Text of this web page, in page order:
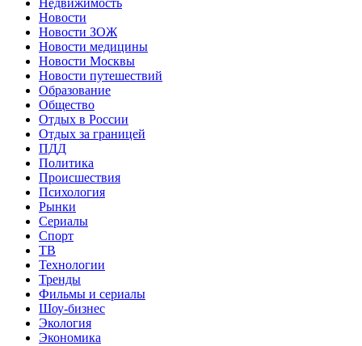
Недвижимость
Новости
Новости ЗОЖ
Новости медицины
Новости Москвы
Новости путешествий
Образование
Общество
Отдых в России
Отдых за границей
ПДД
Политика
Происшествия
Психология
Рынки
Сериалы
Спорт
ТВ
Технологии
Тренды
Фильмы и сериалы
Шоу-бизнес
Экология
Экономика